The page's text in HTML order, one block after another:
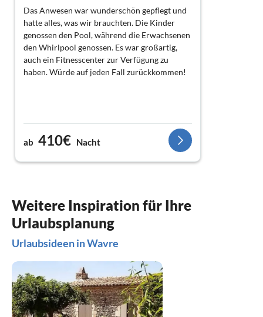
Das Anwesen war wunderschön gepflegt und
hatte alles, was wir brauchten. Die Kinder
genossen den Pool, während die Erwachsenen
den Whirlpool genossen. Es war großartig,
auch ein Fitnesscenter zur Verfügung zu
haben. Würde auf jeden Fall zurückkommen!
ab 410€ Nacht
Weitere Inspiration für Ihre
Urlaubsplanung
Urlaubsideen in Wavre